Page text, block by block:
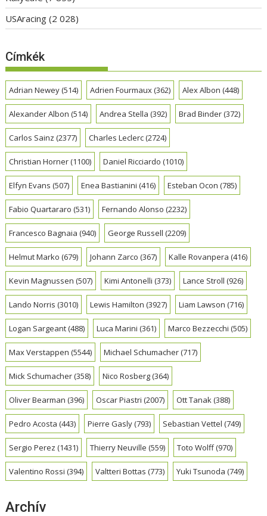
USAracing (2 028)
Címkék
Adrian Newey(514) Adrien Fourmaux(362) Alex Albon (448)
Alexander Albon (514) Andrea Stella (392) Brad Binder(372)
Carlos Sainz (2377) Charles Leclerc(2724)
Christian Horner(1100) Daniel Ricciardo (1010)
Elfyn Evans (507) Enea Bastianini (416) Esteban Ocon (785)
Fabio Quartararo (531) Fernando Alonso (2232)
Francesco Bagnaia (940) George Russell (2209)
Helmut Marko (679) Johann Zarco (367) Kalle Rovanpera (416)
Kevin Magnussen (507) Kimi Antonelli (373) Lance Stroll (926)
Lando Norris (3010) Lewis Hamilton (3927) Liam Lawson (716)
Logan Sargeant(488) Luca Marini (361) Marco Bezzecchi (505)
Max Verstappen (5544) Michael Schumacher(717)
Mick Schumacher(358) Nico Rosberg(364)
Oliver Bearman (396) Oscar Piastri (2007) Ott Tanak(388)
Pedro Acosta (443) Pierre Gasly(793) Sebastian Vettel (749)
Sergio Perez (1431) Thierry Neuville (559) Toto Wolff(970)
Valentino Rossi (394) Valtteri Bottas (773) Yuki Tsunoda (749)
Archív